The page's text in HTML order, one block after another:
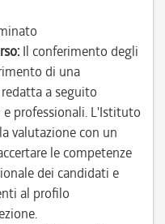
Il conferimento degli
di una
a seguito
e professionali. L'Istituto
valutazione con un
le competenze
dei candidati e
al profilo